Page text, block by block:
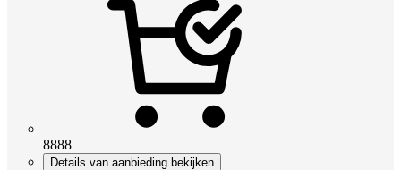
8888
Details van aanbieding bekijken